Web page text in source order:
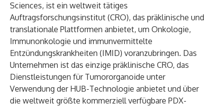
Sciences, ist ein weltweit tätiges
Auftragsforschungsinstitut (CRO), das präklinische und
translationale Plattformen anbietet, um Onkologie,
Immunonkologie und immunvermittelte
Entzündungskrankheiten (IMID) voranzubringen. Das
Unternehmen ist das einzige präklinische CRO, das
Dienstleistungen für Tumororganoide unter
Verwendung der HUB-Technologie anbietet und über
die weltweit größte kommerziell verfügbare PDX-